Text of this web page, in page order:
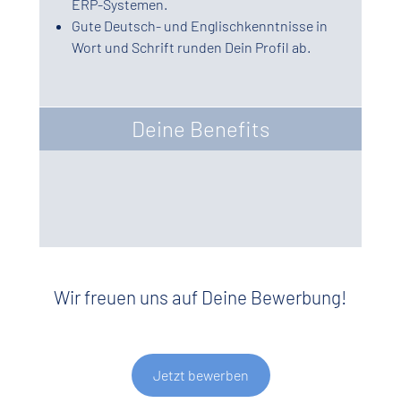
ERP-Systemen.
Gute Deutsch- und Englischkenntnisse in
Wort und Schrift runden Dein Profil ab.
Deine Benefits
Wir freuen uns auf Deine Bewerbung!
Jetzt bewerben